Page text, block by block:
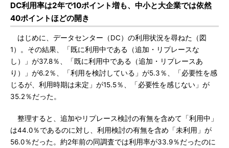
DC利用率は2年で10ポイント増も、中小と大企業では依然
40ポイントほどの開き
はじめに、データセンター（DC）の利用状況を尋ねた（図
1）。その結果、「既に利用中である（追加・リプレースな
し）」が37.8％、「既に利用中である（追加・リプレースあ
り）」が6.2％、「利用を検討している」が5.3％、「必要性を感
じるが、利用時期は未定」が15.5％、「必要性を感じない」が
35.2％だった。
整理すると、追加やリプレース検討の有無を含めて「利用中」
は44.0％であるのに対し、利用検討の有無を含め「未利用」が
56.0％だった。約2年前の同調査では利用率が33.9％だったのに